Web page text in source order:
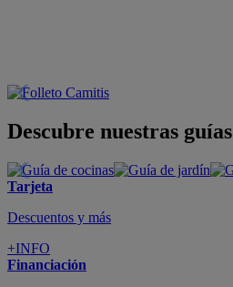
Descubre nuestras guías
Tarjeta
Descuentos y más
+INFO
Financiación